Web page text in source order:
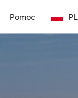
Pomoc PL